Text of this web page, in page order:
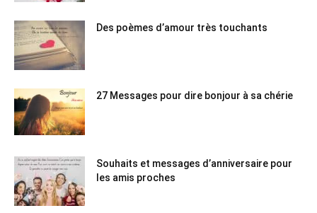
Des poèmes d’amour très touchants
27 Messages pour dire bonjour à sa chérie
Souhaits et messages d’anniversaire pour
les amis proches